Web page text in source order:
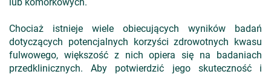
Chociaż istnieje wiele obiecujących wyników badań
dotyczących potencjalnych korzyści zdrowotnych kwasu
fulwowego, większość z nich opiera się na badaniach
przedklinicznych. Aby potwierdzić jego skuteczność i